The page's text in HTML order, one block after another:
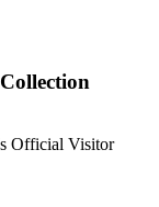
Official Visitor